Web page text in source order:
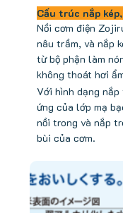
Cấu trúc nắp
Nồi cơm điện
nâu trầm, và nắp
từ bộ phận làm
không thoát hơi
Với hình dạng
ứng của lớp mạ
nồi trong và nắp
bùi của cơm.